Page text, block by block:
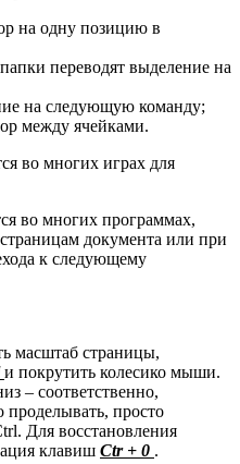
на одну позицию в
переводят выделение на
на следующую команду;
между ячейками.
во многих играх для
во многих программах,
документа или при
к следующему
масштаб страницы,
и покрутить колесико мыши.
– соответственно,
просто
Для восстановления
клавиш Ctr + 0 .